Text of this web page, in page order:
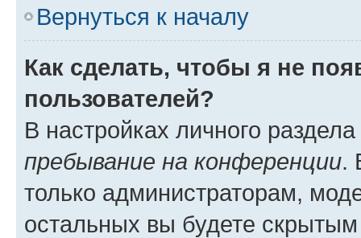
Вернуться к началу
Как сделать, чтобы я не
пользователей?
В настройках личного
пребывание на конференции.
только администраторам,
остальных вы будете